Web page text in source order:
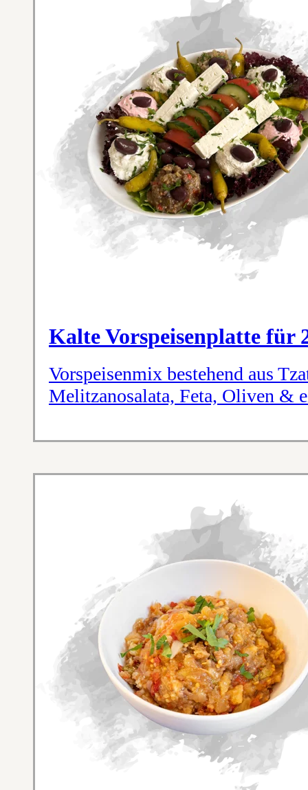
Kalte Vorspeisenplatte für
Vorspeisenmix bestehend aus
Melitzanosalata, Feta, Oliven &